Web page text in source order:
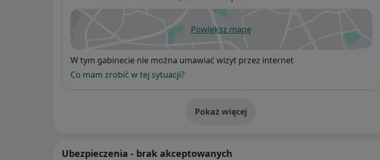
Powiększ mapęotwiera się w nowej karcie
Dostępność
W tym gabinecie nie można umawiać wizyt przez internet
Co mam zrobić w tej sytuacji?
Pokaż więcej
o adresie
Ubezpieczenia - brak akceptowanych